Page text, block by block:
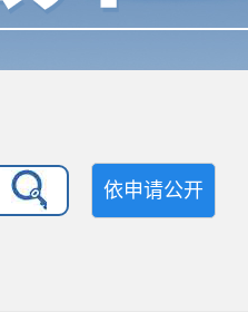
依申请公开